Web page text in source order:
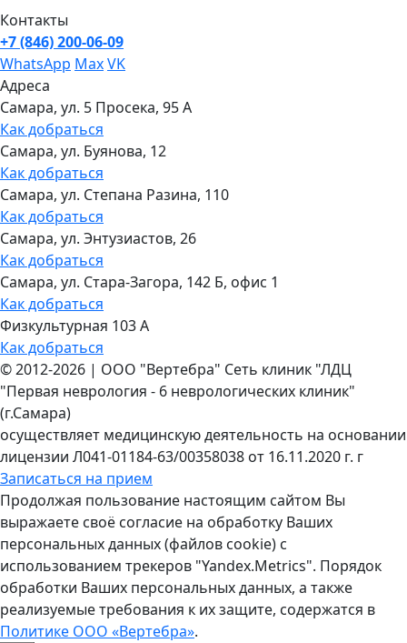
Контакты
+7 (846) 200-06-09
WhatsApp MaxVK
Адреса
Самара, ул. 5 Просека, 95 А
Как добраться
Самара, ул. Буянова, 12
Как добраться
Самара, ул. Степана Разина, 110
Как добраться
Самара, ул. Энтузиастов, 26
Как добраться
Самара, ул. Стара-Загора, 142 Б, офис 1
Как добраться
Физкультурная 103 А
Как добраться
©2012-2026 | ООО "Вертебра" Сеть клиник "ЛДЦ
"Первая неврология - 6 неврологических клиник"
(г.Самара)
осуществляет медицинскую деятельность на основании
лицензии Л041-01184-63/00358038 от 16.11.2020 г. г
Записаться на прием
Продолжая пользование настоящим сайтом Вы
выражаете своё согласие на обработку Ваших
персональных данных (файлов cookie) с
использованием трекеров "Yandex.Metrics". Порядок
обработки Ваших персональных данных, а также
реализуемые требования к их защите, содержатся в
Политике ООО «Вертебра».